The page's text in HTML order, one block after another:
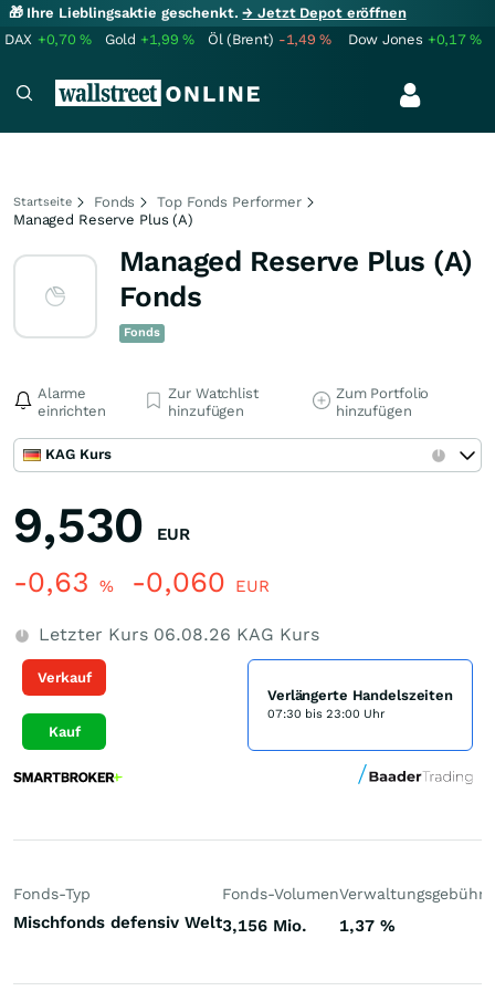
🎁 Ihre Lieblingsaktie geschenkt.→ Jetzt Depot eröffnen
DAX +0,70% Gold +1,99% Öl (Brent) -1,49% Dow Jones +0,17%
Startseite Fonds
Top Fonds Performer
Managed Reserve Plus (A)
Managed Reserve Plus (A)
Fonds
Fonds
Alarme
einrichten
Zur Watchlist
hinzufügen
Zum Portfolio
hinzufügen
KAG Kurs
9,530 EUR
-0,63 % -0,060 EUR
Letzter Kurs 06.08.26 KAG Kurs
Verkauf
Kauf
Verlängerte Handelszeiten
07:30 bis 23:00 Uhr
Fonds-Typ
Mischfonds defensiv Welt
Fonds-Volumen
3,156 Mio.
Verwaltungsgebühr
1,37 %